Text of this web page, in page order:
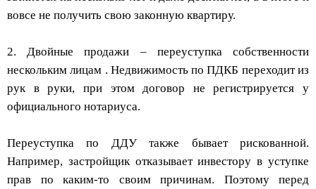
вовсе не получить свою законную квартиру.
2. Двойные продажи – переуступка собственности
нескольким лицам . Недвижимость по ПДКБ переходит из
рук в руки, при этом договор не регистрируется у
официального нотариуса.
Переуступка по ДДУ также бывает рискованной.
Например, застройщик отказывает инвестору в уступке
прав по каким-то своим причинам. Поэтому перед